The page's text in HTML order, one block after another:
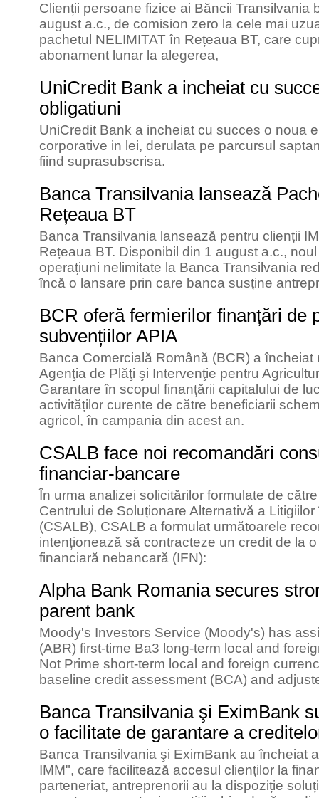
Clienții persoane fizice ai Băncii Transilvania
august a.c., de comision zero la cele mai
pachetul NELIMITAT în Rețeaua BT, care
abonament lunar la alegerea,
UniCredit Bank a incheiat cu
obligatiuni
UniCredit Bank a incheiat cu succes o noua
corporative in lei, derulata pe parcursul
fiind suprasubscrisa.
Banca Transilvania lansează
Rețeaua BT
Banca Transilvania lansează pentru clienții
Rețeaua BT. Disponibil din 1 august a.c.,
operațiuni nelimitate la Banca Transilvania
încă o lansare prin care banca susține
BCR oferă fermierilor finanțări de
subvențiilor APIA
Banca Comercială Română (BCR) a încheiat
Agenţia de Plăţi şi Intervenţie pentru
Garantare în scopul finanțării capitalului de
activităților curente de către beneficiarii
agricol, în campania din acest an.
CSALB face noi recomandări
financiar-bancare
În urma analizei solicitărilor formulate de
Centrului de Soluționare Alternativă a
(CSALB), CSALB a formulat următoarele
intenționează să contracteze un credit de la
financiară nebancară (IFN):
Alpha Bank Romania secures
parent bank
Moody's Investors Service (Moody's) has
(ABR) first-time Ba3 long-term local and
Not Prime short-term local and foreign
baseline credit assessment (BCA) and
Banca Transilvania şi EximBank
o facilitate de garantare a
Banca Transilvania şi EximBank au încheiat
IMM", care facilitează accesul clienților la
parteneriat, antreprenorii au la dispoziție